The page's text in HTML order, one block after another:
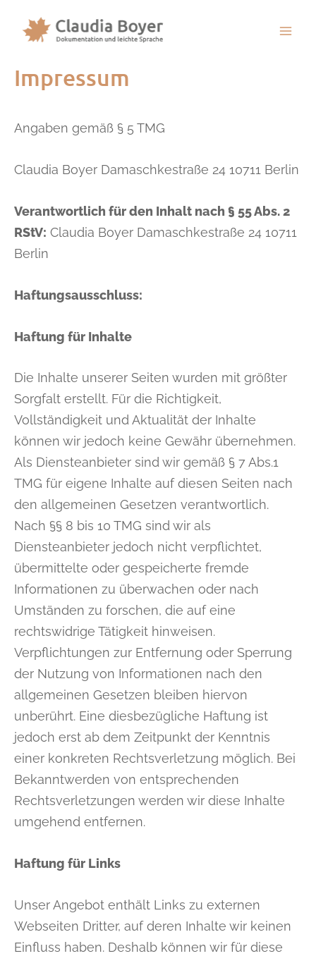
Impressum
Angaben gemäß § 5 TMG
Claudia Boyer Damaschkestraße 24 10711 Berlin
Verantwortlich für den Inhalt nach § 55 Abs. 2
RStV: Claudia Boyer Damaschkestraße 24 10711
Berlin
Haftungsausschluss:
Haftung für Inhalte
Die Inhalte unserer Seiten wurden mit größter
Sorgfalt erstellt. Für die Richtigkeit,
Vollständigkeit und Aktualität der Inhalte
können wir jedoch keine Gewähr übernehmen.
Als Diensteanbieter sind wir gemäß § 7 Abs.1
TMG für eigene Inhalte auf diesen Seiten nach
den allgemeinen Gesetzen verantwortlich.
Nach §§ 8 bis 10 TMG sind wir als
Diensteanbieter jedoch nicht verpflichtet,
übermittelte oder gespeicherte fremde
Informationen zu überwachen oder nach
Umständen zu forschen, die auf eine
rechtswidrige Tätigkeit hinweisen.
Verpflichtungen zur Entfernung oder Sperrung
der Nutzung von Informationen nach den
allgemeinen Gesetzen bleiben hiervon
unberührt. Eine diesbezügliche Haftung ist
jedoch erst ab dem Zeitpunkt der Kenntnis
einer konkreten Rechtsverletzung möglich. Bei
Bekanntwerden von entsprechenden
Rechtsverletzungen werden wir diese Inhalte
umgehend entfernen.
Haftung für Links
Unser Angebot enthält Links zu externen
Webseiten Dritter, auf deren Inhalte wir keinen
Einfluss haben. Deshalb können wir für diese